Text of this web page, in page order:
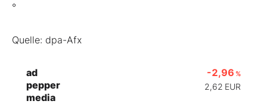
°
Quelle: dpa-Afx
ad
pepper
media
-2,96 %
2,62 EUR